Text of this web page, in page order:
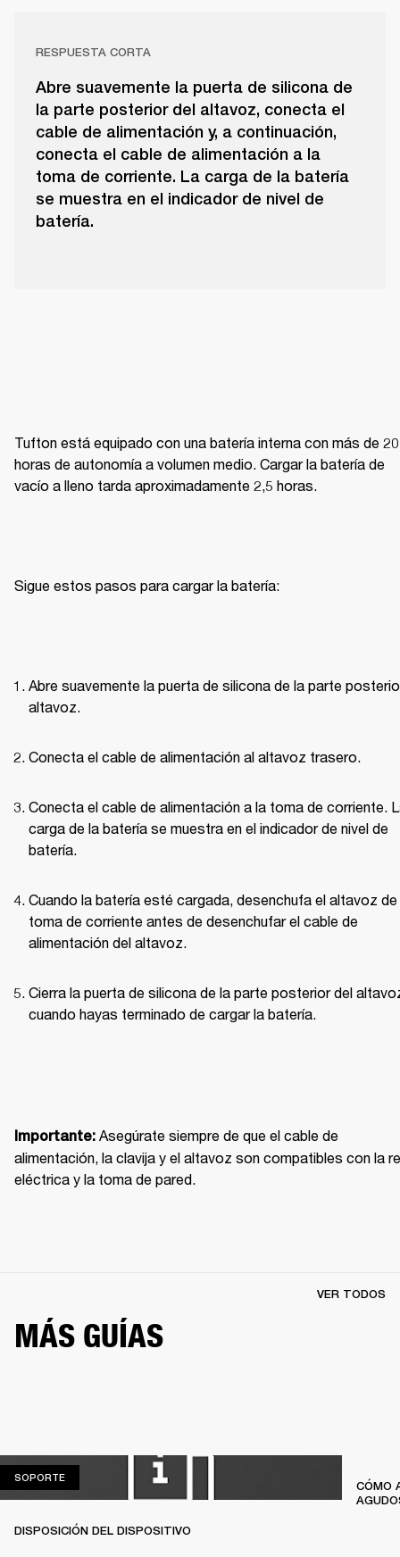
RESPUESTA CORTA
Abre suavemente la puerta de silicona de
la parte posterior del altavoz, conecta el
cable de alimentación y, a continuación,
conecta el cable de alimentación a la
toma de corriente. La carga de la batería
se muestra en el indicador de nivel de
batería.
Tufton está equipado con una batería interna con más de 20
horas de autonomía a volumen medio. Cargar la batería de
vacío a lleno tarda aproximadamente 2,5 horas.
Sigue estos pasos para cargar la batería:
Abre suavemente la puerta de silicona de la parte
altavoz.
Conecta el cable de alimentación al altavoz trasero.
Conecta el cable de alimentación a la toma de corriente.
carga de la batería se muestra en el indicador de nivel de
batería.
Cuando la batería esté cargada, desenchufa el altavoz de
toma de corriente antes de desenchufar el cable de
alimentación del altavoz.
Cierra la puerta de silicona de la parte posterior del
cuando hayas terminado de cargar la batería.
Importante: Asegúrate siempre de que el cable de
alimentación, la clavija y el altavoz son compatibles con la
eléctrica y la toma de pared.
MÁS GUÍAS
VER TODOS
SOPORTESOPORTE
DISPOSICIÓN DEL DISPOSITIVO
CÓMO